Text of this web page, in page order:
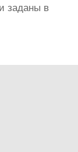
заданы в